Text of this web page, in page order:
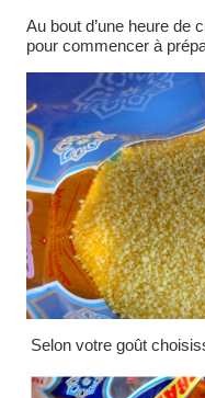
Au bout d’une heure de
pour commencer à
Selon votre goût